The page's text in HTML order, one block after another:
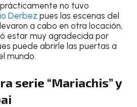
no tuvo
Derbez pues las escenas del
a cabo en otra locación,
estar muy agradecida por
puede abrirle las puertas a
mundo.
serie “Mariachis” y